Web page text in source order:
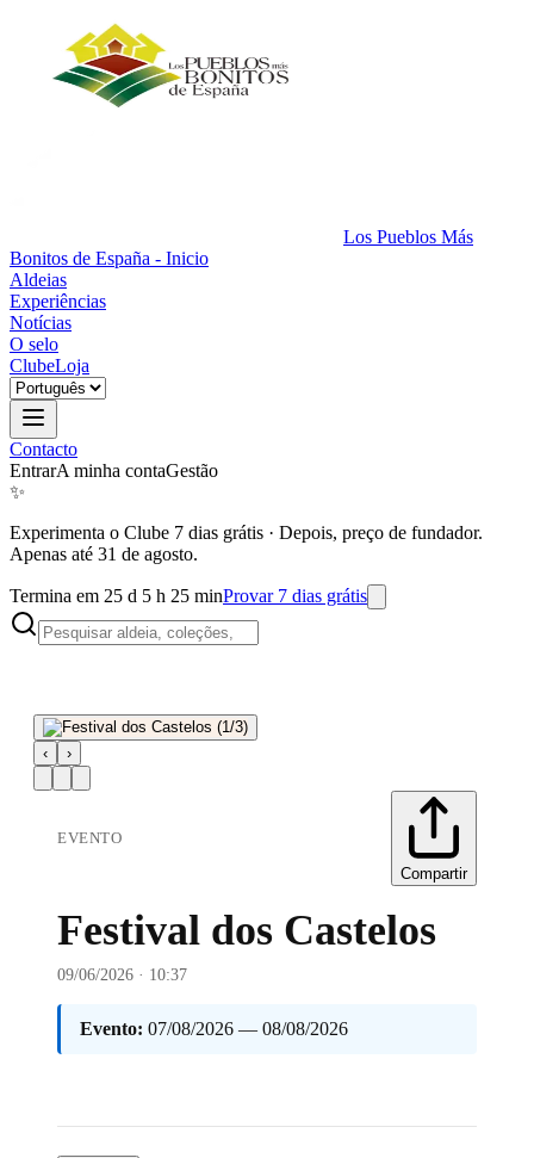
Los Pueblos Más
Bonitos de España - Inicio
Aldeias
Experiências
Notícias
O selo
ClubeLoja
Contacto
EntrarA minha contaGestão
✨
Experimenta o Clube 7 dias grátis · Depois, preço de fundador.
Apenas até 31 de agosto.
Termina em 25 d 5 h 25 minProvar 7 dias grátis
‹ ›
EVENTO
Compartir
Festival dos Castelos
09/06/2026 · 10:37
Evento: 07/08/2026 — 08/08/2026